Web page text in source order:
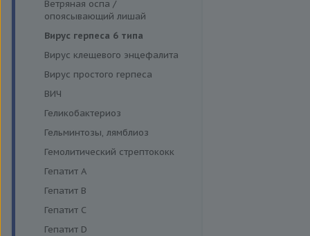
Функция поджелудочной
железы и диагностика
Моноцитарный эрлихиоз
Папилломавирусная инфекция
Парвовирус
Стрептококковая инфекция
Энтеровирусная инфекция
Ветряная оспа /
опоясывающий лишай
Вирус герпеса 6 типа
Вирус клещевого энцефалита
Вирус простого герпеса
ВИЧ
Геликобактериоз
Гельминтозы, лямблиоз
Гемолитический стрептококк
Гепатит A
Гепатит B
Гепатит C
Гепатит D